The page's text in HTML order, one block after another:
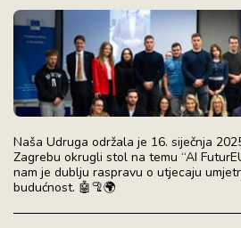
Naša Udruga održala je 16. siječnja
Zagrebu okrugli stol na temu “AI
nam je dublju raspravu o utjecaju
budućnost. 🤖🦿🌍